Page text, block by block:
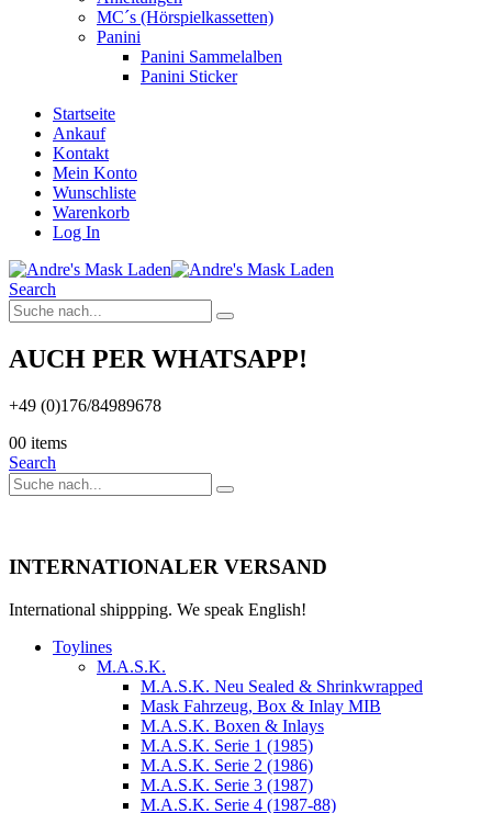
MC´s (Hörspielkassetten)
Panini
Panini Sammelalben
Panini Sticker
Startseite
Ankauf
Kontakt
Mein Konto
Wunschliste
Warenkorb
Log In
Search
AUCH PER WHATSAPP!
+49 (0)176/84989678
00 items
Search
INTERNATIONALER VERSAND
International shippping. We speak English!
Toylines
M.A.S.K.
M.A.S.K. Neu Sealed & Shrinkwrapped
Mask Fahrzeug, Box & Inlay MIB
M.A.S.K. Boxen & Inlays
M.A.S.K. Serie 1 (1985)
M.A.S.K. Serie 2 (1986)
M.A.S.K. Serie 3 (1987)
M.A.S.K. Serie 4 (1987-88)